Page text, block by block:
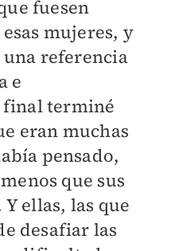
fuesen
mujeres, y
referencia
e
terminé
eran muchas
pensado,
que sus
ellas, las que
desafiar las